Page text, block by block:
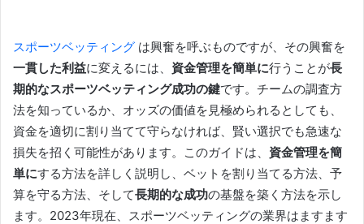
スポーツベッティング は興奮を呼ぶものですが、その興奮を
一貫した利益に変えるには、 資金管理を簡単に行うことが長
期的なスポーツベッティング成功の鍵です。チームの調査方
法を知っているか、オッズの価値を見極められるとしても、
資金を適切に割り当てて守らなければ、賢い選択でも急速な
損失を招く可能性があります。このガイドは、 資金管理を簡
単にする方法を詳しく説明し、ベットを割り当てる方法、予
算を守る方法、そして長期的な成功の基盤を築く方法を示し
ます。2023年現在、スポーツベッティングの業界はますます